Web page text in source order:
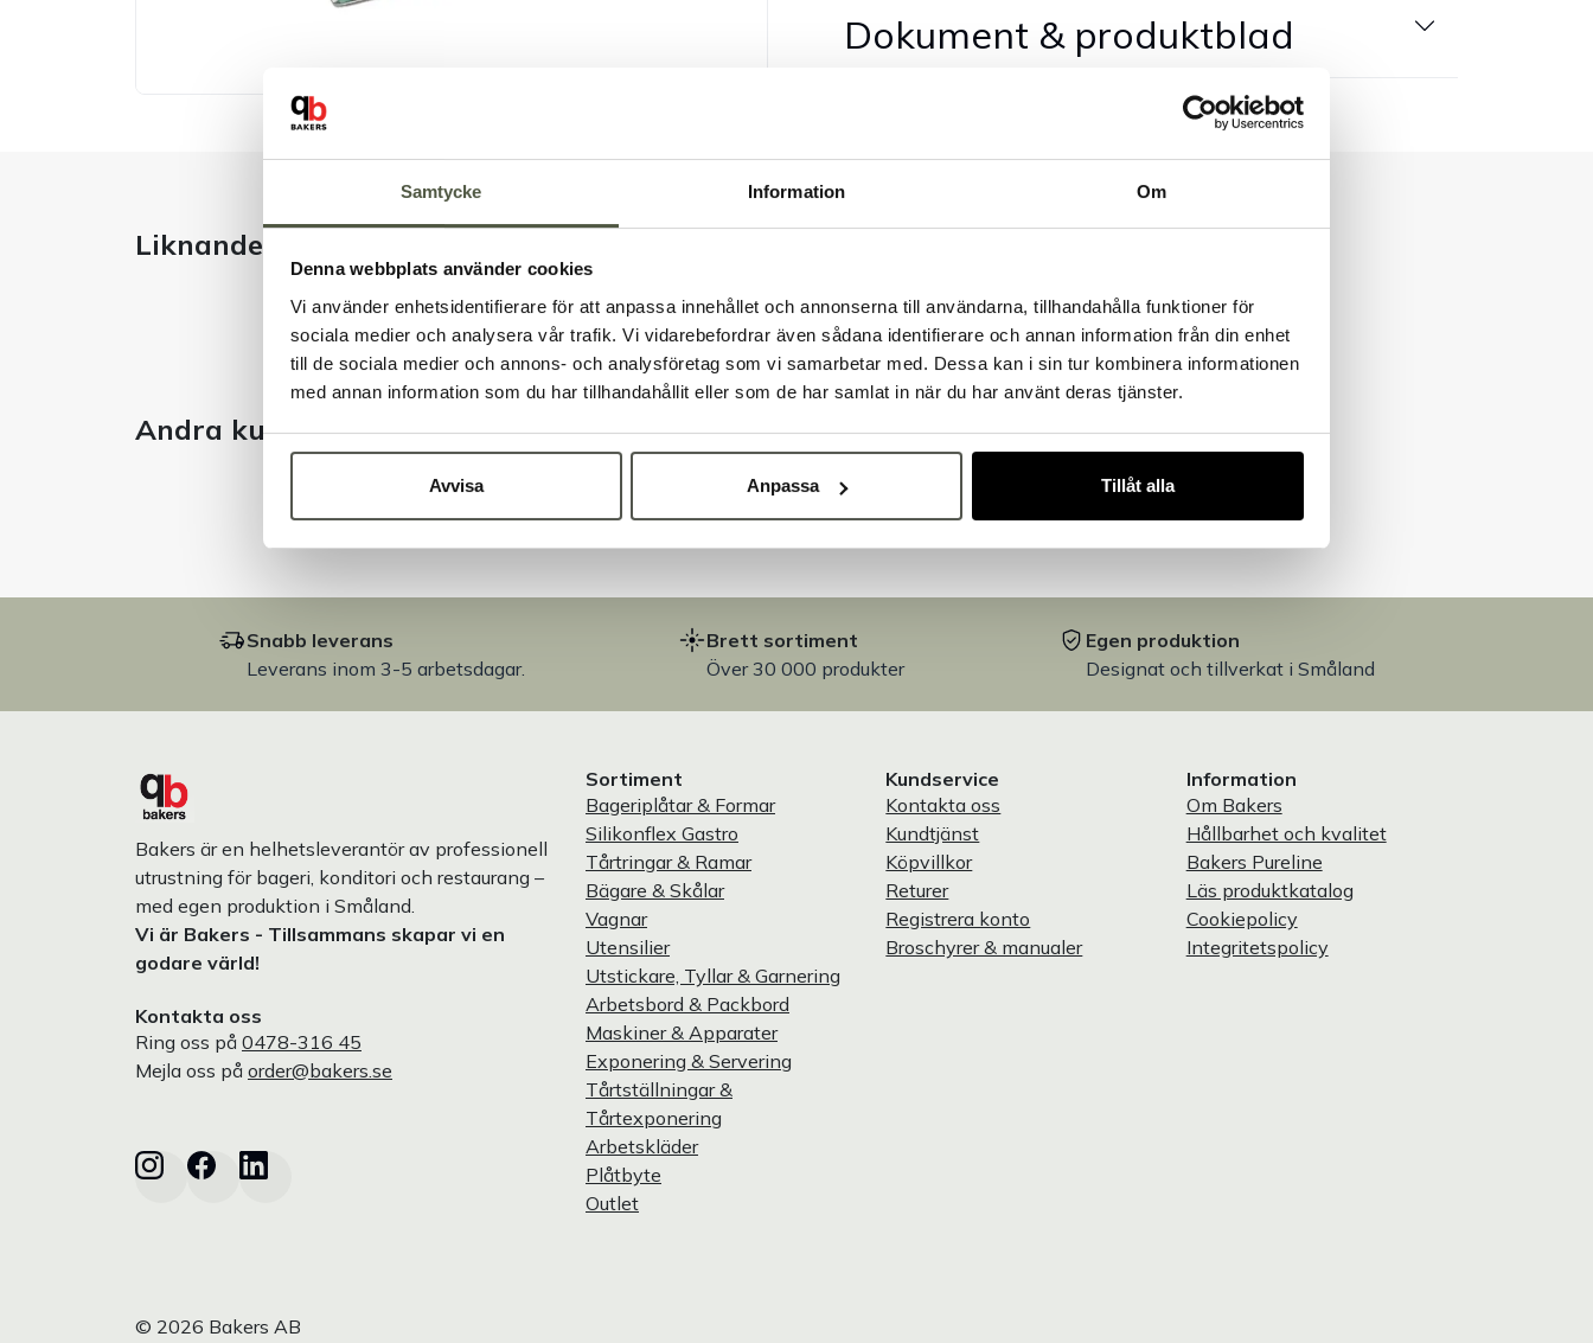
Samtycke Information Om
Denna webbplats använder cookies
Vi använder enhetsidentifierare för att anpassa innehållet och annonserna till användarna, tillhandahålla funktioner för
sociala medier och analysera vår trafik. Vi vidarebefordrar även sådana identifierare och annan information från din enhet
till de sociala medier och annons- och analysföretag som vi samarbetar med. Dessa kan i sin tur kombinera informationen
med annan information som du har tillhandahållit eller som de har samlat in när du har använt deras tjänster.
Avvisa Anpassa Tillåt alla
Dokument & produktblad
Liknande produkter
Andra kunder tittade även på
Snabb leverans
Leverans inom 3-5 arbetsdagar.
Brett sortiment
Över 30 000 produkter
Egen produktion
Designat och tillverkat i Småland
Bakers är en helhetsleverantör av professionell
utrustning för bageri, konditori och restaurang –
med egen produktion i Småland.
Vi är Bakers - Tillsammans skapar vi en
godare värld!
Kontakta oss
Ring oss på 0478-316 45
Mejla oss på order@bakers.se
Sortiment
Bageriplåtar & Formar
Silikonflex Gastro
Tårtringar & Ramar
Bägare & Skålar
Vagnar
Utensilier
Utstickare, Tyllar & Garnering
Arbetsbord & Packbord
Maskiner & Apparater
Exponering & Servering
Tårtställningar &
Tårtexponering
Arbetskläder
Plåtbyte
Outlet
Kundservice
Kontakta oss
Kundtjänst
Köpvillkor
Returer
Registrera konto
Broschyrer & manualer
Information
Om Bakers
Hållbarhet och kvalitet
Bakers Pureline
Läs produktkatalog
Cookiepolicy
Integritetspolicy
© 2026 Bakers AB
Välkommen till Bakers!
Handlar du som företag eller privatperson?
Fortsätt som privatperson
Fortsätt som företag